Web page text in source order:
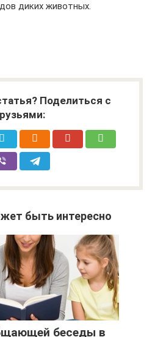
диких животных.
Поделиться с
быть интересно
беседы в